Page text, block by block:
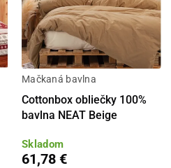
Mačkaná bavlna
Cottonbox obliečky 100%
bavlna NEAT Beige
Skladom
61,78 €